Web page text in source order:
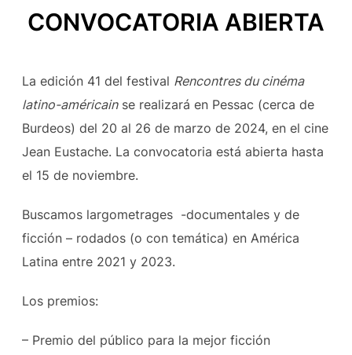
CONVOCATORIA ABIERTA
La edición 41 del festival Rencontres du cinéma
latino-américainse realizará en Pessac (cerca de
Burdeos) del 20 al 26 de marzo de 2024, en el cine
Jean Eustache. La convocatoria está abierta hasta
el 15 de noviembre.
Buscamos largometrages -documentales y de
ficción – rodados (o con temática) en América
Latina entre 2021 y 2023.
Los premios:
– Premio del público para la mejor ficción